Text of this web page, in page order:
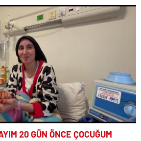
20 GÜN ÖNCE ÇOCUĞUM